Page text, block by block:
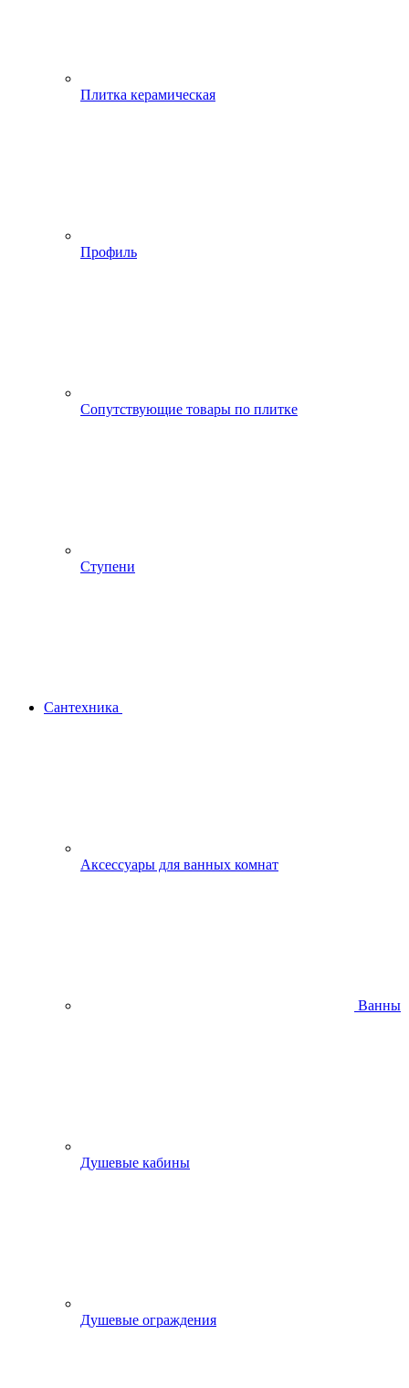
Плитка керамическая
Профиль
Сопутствующие товары по плитке
Ступени
Сантехника
Аксессуары для ванных комнат
Ванны
Душевые кабины
Душевые ограждения